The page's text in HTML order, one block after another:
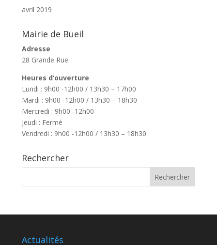
avril 2019
Mairie de Bueil
Adresse
28 Grande Rue
Heures d’ouverture
Lundi : 9h00 -12h00 / 13h30 – 17h00
Mardi : 9h00 -12h00 / 13h30 – 18h30
Mercredi : 9h00 -12h00
Jeudi : Fermé
Vendredi : 9h00 -12h00 / 13h30 – 18h30
Rechercher
Actualités